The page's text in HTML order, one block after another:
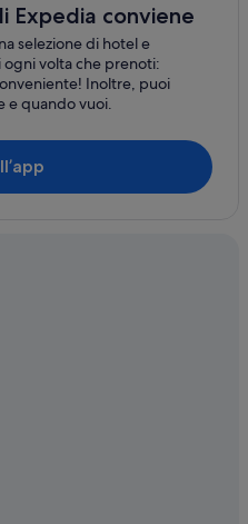
Expedia conviene
selezione di hotel e
volta che prenoti:
Inoltre, puoi
e quando vuoi.